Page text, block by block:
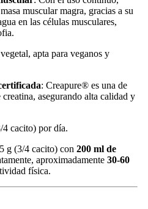
muscular magra, gracias a su
en las células musculares,
apta para veganos y
: Creapure® es una de
asegurando alta calidad y
4 cacito) por día.
g (3/4 cacito) con 200 ml de
aproximadamente 30-60
física.